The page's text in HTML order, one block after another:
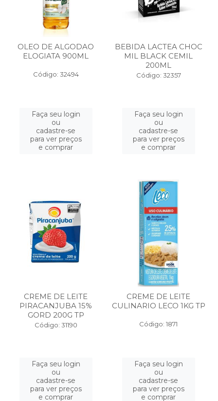
OLEO DE ALGODAO
ELOGIATA 900ML
Código: 32494
Faça seu login
ou
cadastre-se
para ver preços
e comprar
BEBIDA LACTEA CHOC
MIL BLACK CEMIL
200ML
Código: 32357
Faça seu login
ou
cadastre-se
para ver preços
e comprar
CREME DE LEITE
PIRACANJUBA 15%
GORD 200G TP
Código: 31190
Faça seu login
ou
cadastre-se
para ver preços
e comprar
CREME DE LEITE
CULINARIO LECO 1KG TP
Código: 1871
Faça seu login
ou
cadastre-se
para ver preços
e comprar